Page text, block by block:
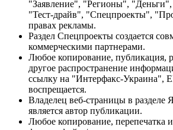
"Заявление", "Регионы",
"Тест-драйв", "Спецпроекты",
правах рекламы.
Раздел Спецпроекты создается
коммерческими партнерами.
Любое копирование, публикация,
другое распространение
ссылку на "Интерфакс-Украина",
воспрещается.
Владелец веб-страницы в разделе
является автор публикации.
Любое копирование, перепечатка